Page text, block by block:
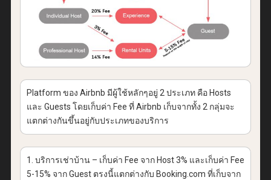
Platform ของ Airbnb มีผู้ใช้หลักๆอยู่ 2 ประเภท คือ Hosts
และ Guests โดยเก็บค่า Fee ที่ Airbnb เก็บจากทั้ง 2 กลุ่มจะ
แตกต่างกันขึ้นอยู่กับประเภทของบริการ
1. บริการเช่าบ้าน – เก็บค่า Fee จาก Host 3% และเก็บค่า Fee
5-15% จาก Guest ตรงนี้แตกต่างกับ Booking.com ที่เก็บจาก